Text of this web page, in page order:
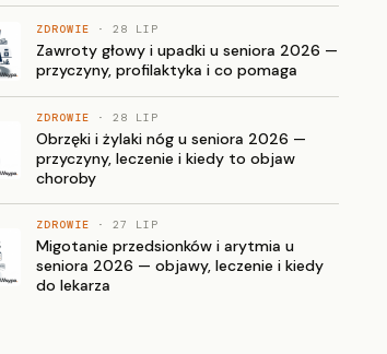
ZDROWIE · 28 LIP
Zawroty głowy i upadki u seniora 2026 —
przyczyny, profilaktyka i co pomaga
ZDROWIE · 28 LIP
Obrzęki i żylaki nóg u seniora 2026 —
przyczyny, leczenie i kiedy to objaw
choroby
ZDROWIE · 27 LIP
Migotanie przedsionków i arytmia u
seniora 2026 — objawy, leczenie i kiedy
do lekarza